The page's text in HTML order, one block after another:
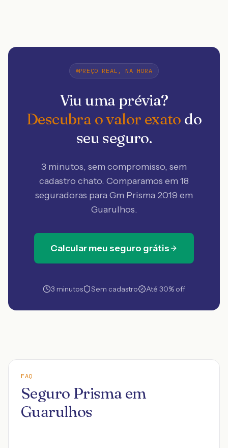
PREÇO REAL, NA HORA
Viu uma prévia?
Descubra o valor exato do
seu seguro.
3 minutos, sem compromisso, sem
cadastro chato. Comparamos em 18
seguradoras para Gm Prisma 2019 em
Guarulhos.
Calcular meu seguro grátis
3 minutos Sem cadastro Até 30% off
FAQ
Seguro Prisma em
Guarulhos